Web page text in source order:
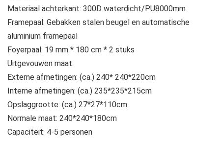
Materiaal achterkant: 300D waterdicht/PU8000mm
Framepaal: Gebakken stalen beugel en automatische
aluminium framepaal
Foyerpaal: 19 mm * 180 cm * 2 stuks
Uitgevouwen maat:
Externe afmetingen: (ca.) 240* 240*220cm
Interne afmetingen: (ca.) 235*235*215cm
Opslaggrootte: (ca.) 27*27*110cm
Normale maat: 240*240*180cm
Capaciteit: 4-5 personen